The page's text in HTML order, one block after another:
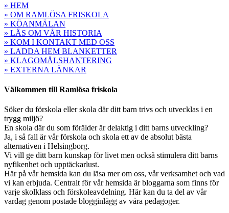
» HEM
» OM RAMLÖSA FRISKOLA
» KÖANMÄLAN
» LÄS OM VÅR HISTORIA
» KOM I KONTAKT MED OSS
» LADDA HEM BLANKETTER
» KLAGOMÅLSHANTERING
» EXTERNA LÄNKAR
Välkommen till Ramlösa friskola
Söker du förskola eller skola där ditt barn trivs och utvecklas i en
trygg miljö?
En skola där du som förälder är delaktig i ditt barns utveckling?
Ja, i så fall är vår förskola och skola ett av de absolut bästa
alternativen i Helsingborg.
Vi vill ge ditt barn kunskap för livet men också stimulera ditt barns
nyfikenhet och upptäckarlust.
Här på vår hemsida kan du läsa mer om oss, vår verksamhet och vad
vi kan erbjuda. Centralt för vår hemsida är bloggarna som finns för
varje skolklass och förskoleavdelning. Här kan du ta del av vår
vardag genom postade blogginlägg av våra pedagoger.